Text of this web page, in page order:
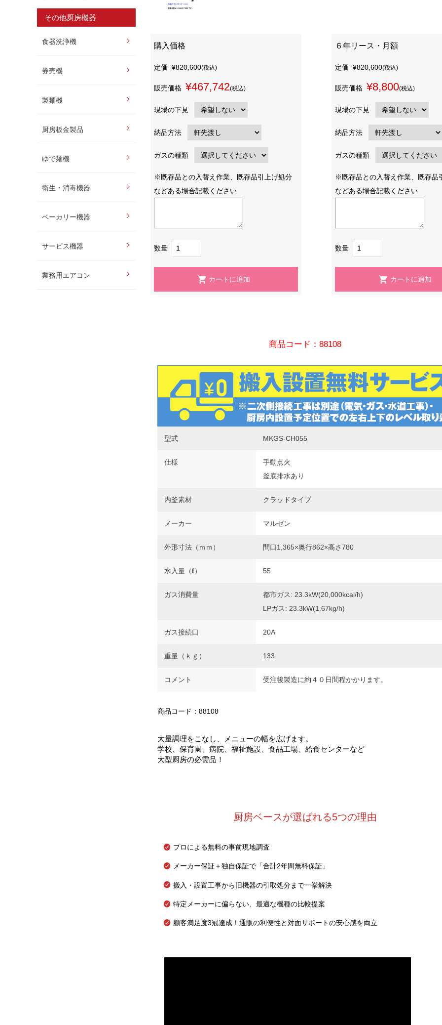
その他厨房機器
食器洗浄機
券売機
製麺機
厨房板金製品
ゆで麺機
衛生・消毒機器
ベーカリー機器
サービス機器
業務用エアコン
購入価格
定価 ¥820,600(税込)
販売価格 ¥467,742(税込)
現場の下見
納品方法
ガスの種類
※既存品との入替え作業、既存品引上げ処分
などある場合記載ください
数量
６年リース・月額
定価 ¥820,600(税込)
販売価格 ¥8,800(税込)
現場の下見
納品方法
ガスの種類
※既存品との入替え作業、既存品
などある場合記載ください
数量
商品コード：88108
型式 MKGS-CH055
仕様
手動点火
釜底排水あり
内釜素材 クラッドタイプ
メーカー マルゼン
外形寸法（ｍｍ） 間口1,365×奥行862×高さ780
水入量（ℓ） 55
ガス消費量
都市ガス: 23.3kW(20,000kcal/h)
LPガス: 23.3kW(1.67kg/h)
ガス接続口 20A
重量（ｋｇ） 133
コメント 受注後製造に約４０日間程かかります。
商品コード：88108
大量調理をこなし、メニューの幅を広げます。
学校、保育園、病院、福祉施設、食品工場、給食センターなど
大型厨房の必需品！
厨房ベースが選ばれる5つの理由
プロによる無料の事前現地調査
メーカー保証＋独自保証で「合計2年間無料保証」
搬入・設置工事から旧機器の引取処分まで一挙解決
特定メーカーに偏らない、最適な機種の比較提案
顧客満足度3冠達成！通販の利便性と対面サポートの安心感を両立